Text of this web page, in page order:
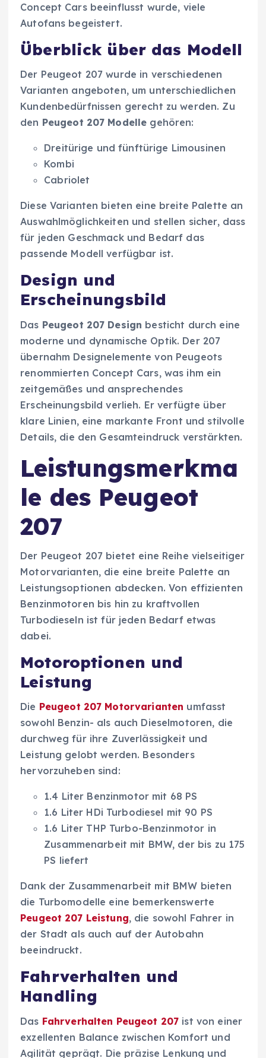
Concept Cars beeinflusst wurde, viele
Autofans begeistert.
Überblick über das Modell
Der Peugeot 207 wurde in verschiedenen
Varianten angeboten, um unterschiedlichen
Kundenbedürfnissen gerecht zu werden. Zu
den Peugeot 207 Modelle gehören:
Dreitürige und fünftürige Limousinen
Kombi
Cabriolet
Diese Varianten bieten eine breite Palette an
Auswahlmöglichkeiten und stellen sicher, dass
für jeden Geschmack und Bedarf das
passende Modell verfügbar ist.
Design und
Erscheinungsbild
Das Peugeot 207 Design besticht durch eine
moderne und dynamische Optik. Der 207
übernahm Designelemente von Peugeots
renommierten Concept Cars, was ihm ein
zeitgemäßes und ansprechendes
Erscheinungsbild verlieh. Er verfügte über
klare Linien, eine markante Front und stilvolle
Details, die den Gesamteindruck verstärkten.
Leistungsmerkma
le des Peugeot
207
Der Peugeot 207 bietet eine Reihe vielseitiger
Motorvarianten, die eine breite Palette an
Leistungsoptionen abdecken. Von effizienten
Benzinmotoren bis hin zu kraftvollen
Turbodieseln ist für jeden Bedarf etwas
dabei.
Motoroptionen und
Leistung
Die Peugeot 207 Motorvarianten umfasst
sowohl Benzin- als auch Dieselmotoren, die
durchweg für ihre Zuverlässigkeit und
Leistung gelobt werden. Besonders
hervorzuheben sind:
1.4 Liter Benzinmotor mit 68 PS
1.6 Liter HDi Turbodiesel mit 90 PS
1.6 Liter THP Turbo-Benzinmotor in
Zusammenarbeit mit BMW, der bis zu 175
PS liefert
Dank der Zusammenarbeit mit BMW bieten
die Turbomodelle eine bemerkenswerte
Peugeot 207 Leistung, die sowohl Fahrer in
der Stadt als auch auf der Autobahn
beeindruckt.
Fahrverhalten und
Handling
Das Fahrverhalten Peugeot 207 ist von einer
exzellenten Balance zwischen Komfort und
Agilität geprägt. Die präzise Lenkung und